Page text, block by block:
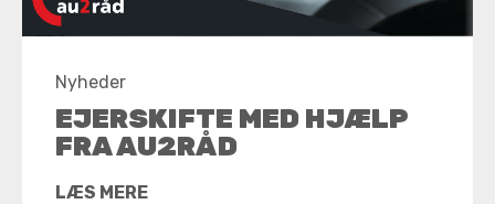
Nyheder
EJERSKIFTE MED HJÆLP
FRA AU2RÅD
LÆS MERE